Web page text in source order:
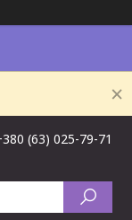
(63) 025-79-71